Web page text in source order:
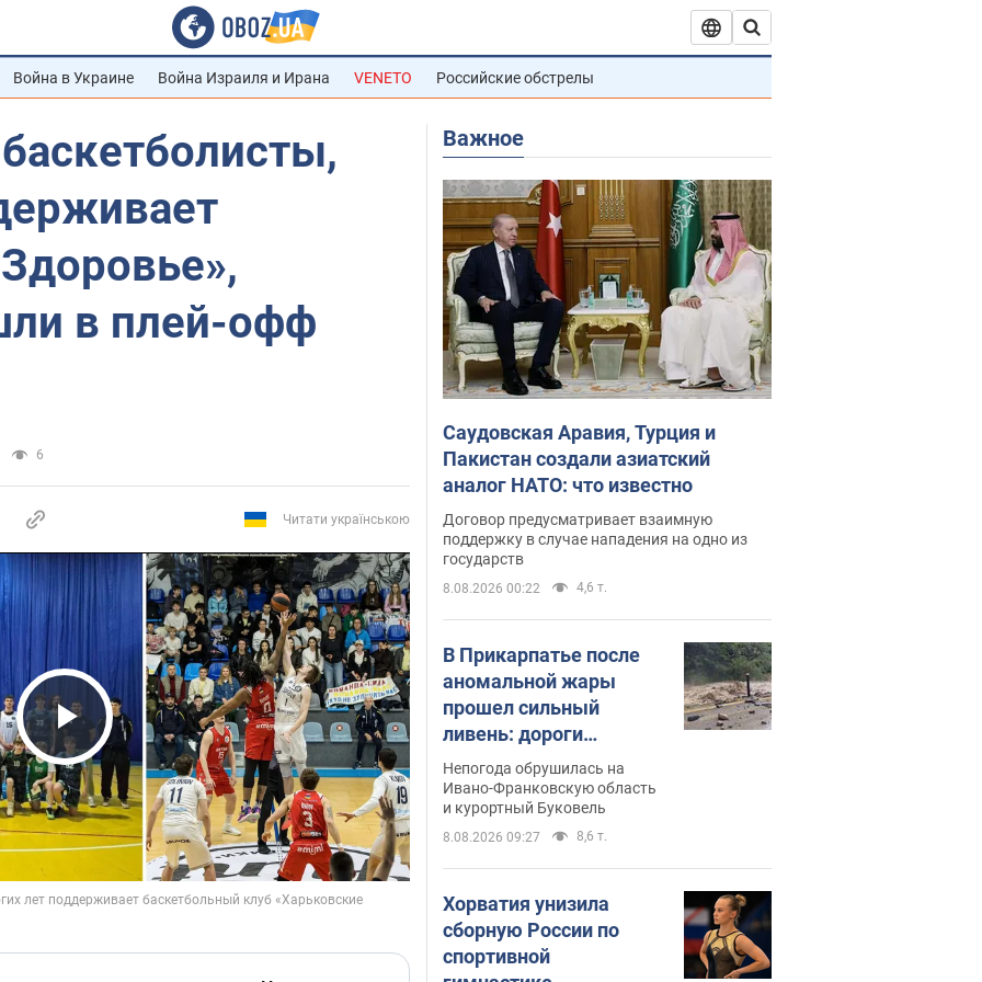
Война в Украине Война Израиля и Ирана VENETO Российские обстрелы
в плей-офф
6
Читати українською
Play Video
Важное
Саудовская Аравия, Турция и
Пакистан создали азиатский
аналог НАТО: что известно
Договор предусматривает взаимную
поддержку в случае нападения на одно из
государств
8.08.2026 00:22 4,6 т.
В Прикарпатье после
аномальной жары
прошел сильный
ливень: дороги
превратились в реки.
Видео
Непогода обрушилась на
Ивано-Франковскую область
и курортный Буковель
8.08.2026 09:27 8,6 т.
Хорватия унизила
сборную России по
спортивной